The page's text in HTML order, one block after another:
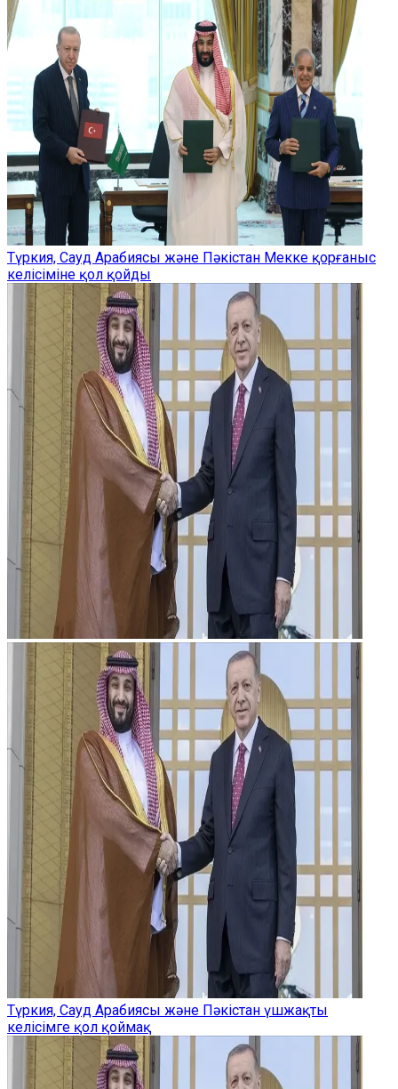
Түркия, Сауд Арабиясы және Пәкістан Мекке қорғаныс
келісіміне қол қойды
Түркия, Сауд Арабиясы және Пәкістан үшжақты
келісімге қол қоймақ